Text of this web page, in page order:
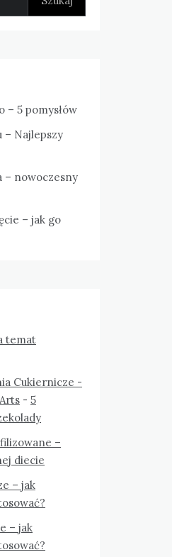
– 5 pomysłów
Najlepszy
– nowoczesny
– jak go
temat
Cukiernicze -
- 5
–
diecie
– jak
– jak